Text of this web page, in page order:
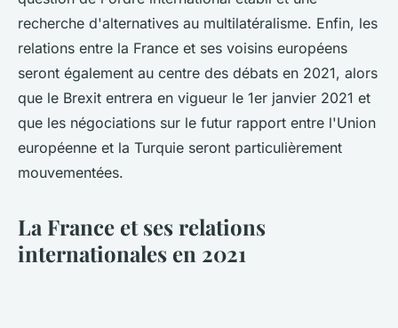
recherche d'alternatives au multilatéralisme. Enfin, les
relations entre la France et ses voisins européens
seront également au centre des débats en 2021, alors
que le Brexit entrera en vigueur le 1er janvier 2021 et
que les négociations sur le futur rapport entre l'Union
européenne et la Turquie seront particulièrement
mouvementées.
La France et ses relations
internationales en 2021